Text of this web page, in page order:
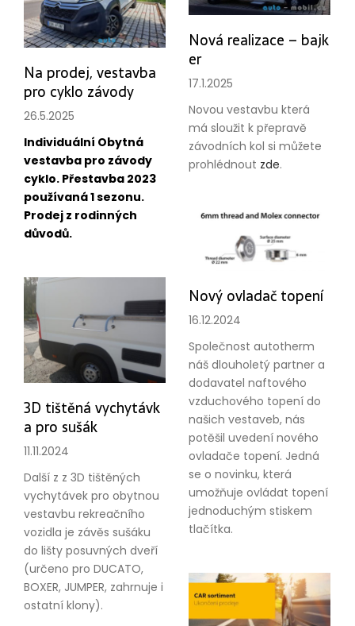
Na prodej, vestavba
pro cyklo závody
26.5.2025
Individuální Obytná
vestavba pro závody
cyklo. Přestavba 2023
používaná 1 sezonu.
Prodej z rodinných
důvodů.
Nová realizace – bajk
er
17.1.2025
Novou vestavbu která
má sloužit k přepravě
závodních kol si můžete
prohlédnout zde.
Nový ovladač topení
16.12.2024
Společnost autotherm
náš dlouholetý partner a
dodavatel naftového
vzduchového topení do
našich vestaveb, nás
potěšil uvedení nového
ovladače topení. Jedná
se o novinku, která
umožňuje ovládat topení
jednoduchým stiskem
tlačítka.
3D tištěná vychytávk
a pro sušák
11.11.2024
Další z z 3D tištěných
vychytávek pro obytnou
vestavbu rekreačního
vozidla je závěs sušáku
do lišty posuvných dveří
(určeno pro DUCATO,
BOXER, JUMPER, zahrnuje i
ostatní klony).